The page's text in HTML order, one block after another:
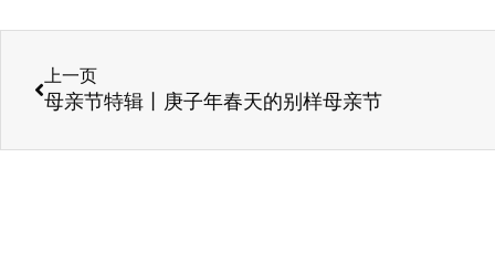
上一页
母亲节特辑丨庚子年春天的别样母亲节